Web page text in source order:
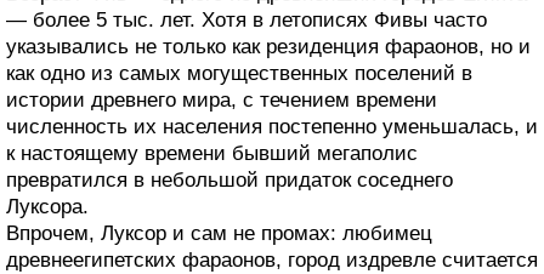
— более 5 тыс. лет. Хотя в летописях Фивы часто
указывались не только как резиденция фараонов, но и
как одно из самых могущественных поселений в
истории древнего мира, с течением времени
численность их населения постепенно уменьшалась, и
к настоящему времени бывший мегаполис
превратился в небольшой придаток соседнего
Луксора.
Впрочем, Луксор и сам не промах: любимец
древнеегипетских фараонов, город издревле считается